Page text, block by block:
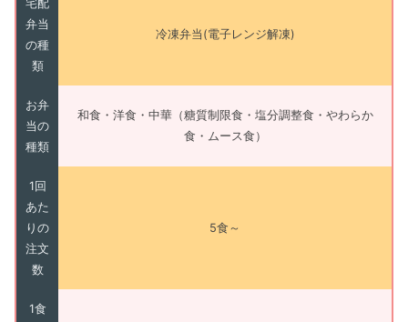
宅配
弁当
の種
類
冷凍弁当(電子レンジ解凍)
お弁
当の
種類
和食・洋食・中華（糖質制限食・塩分調整食・やわらか
食・ムース食）
1回
あた
りの
注文
数
5食～
1食